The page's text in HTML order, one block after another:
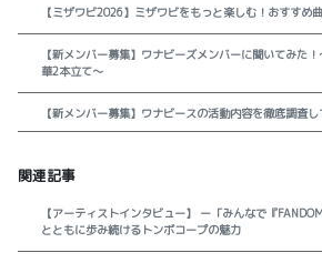
【ミザワビ2026】ミザワビをもっと楽しむ！おすすめ
【新メンバー募集】ワナビーズメンバーに聞いてみた
華2本立て～
【新メンバー募集】ワナビースの活動内容を徹底調査し
関連記事
【アーティストインタビュー】 ー「みんなで『
とともに歩み続けるトンボコープの魅力